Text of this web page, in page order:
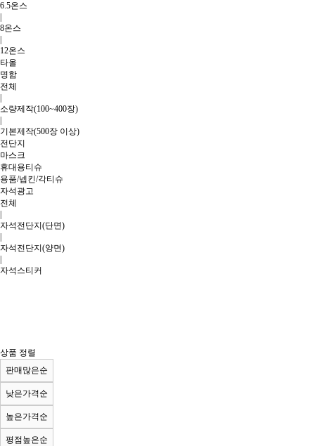
6.5온스
8온스
12온스
타올
명함
전체
소량제작(100~400장)
기본제작(500장 이상)
전단지
마스크
휴대용티슈
용품/넵킨/각티슈
자석광고
전체
자석전단지(단면)
자석전단지(양면)
자석스티커
상품 정렬
판매많은순
낮은가격순
높은가격순
평점높은순